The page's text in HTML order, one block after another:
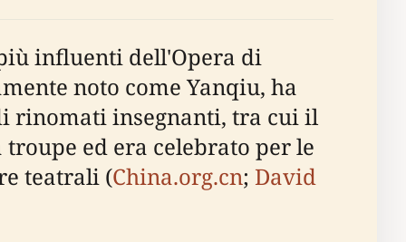
influenti dell'Opera di
noto come Yanqiu, ha
rinomati insegnanti, tra cui il
ed era celebrato per le
teatrali (China.org.cn; David